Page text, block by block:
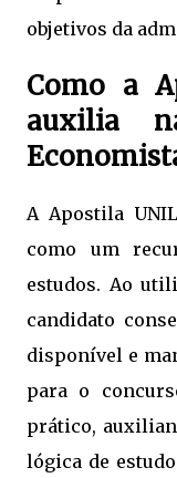
objetivos da
Como a
auxilia
A Apostila
como um
estudos. Ao
candidato
disponível e
para o
prático,
lógica de